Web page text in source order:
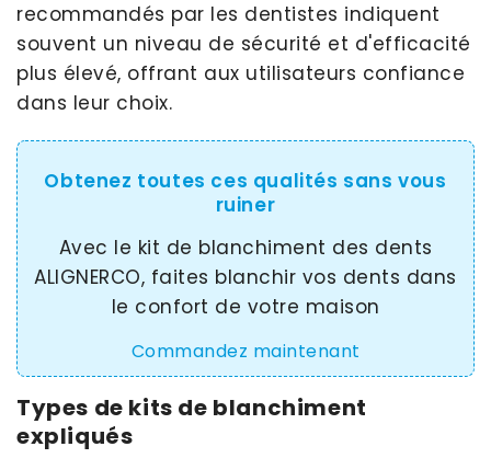
recommandés par les dentistes indiquent
souvent un niveau de sécurité et d'efficacité
plus élevé, offrant aux utilisateurs confiance
dans leur choix.
Obtenez toutes ces qualités sans vous
ruiner
Avec le kit de blanchiment des dents
ALIGNERCO, faites blanchir vos dents dans
le confort de votre maison
Commandez maintenant
Types de kits de blanchiment
expliqués